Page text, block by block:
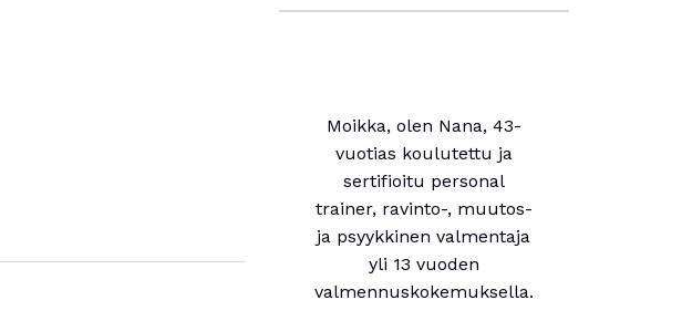
Moikka, olen Nana, 43-
vuotias koulutettu ja
sertifioitu personal
trainer, ravinto-, muutos-
ja psyykkinen valmentaja
yli 13 vuoden
valmennuskokemuksella.